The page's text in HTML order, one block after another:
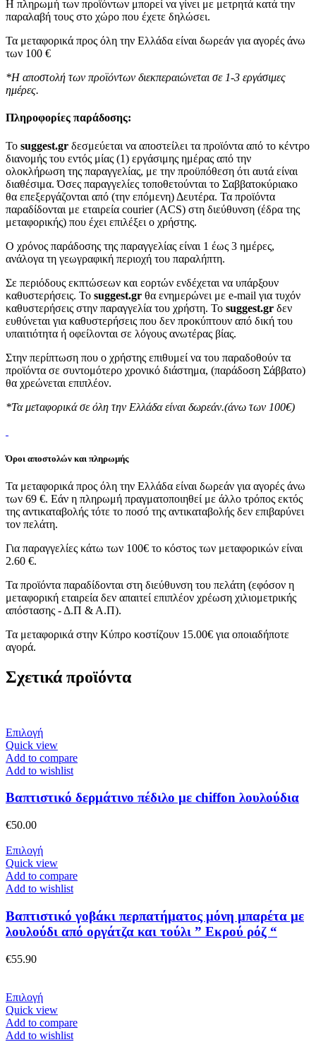
Η πληρωμή των προϊόντων μπορεί να γίνει με μετρητά κατά την
παραλαβή τους στο χώρο που έχετε δηλώσει.
Τα μεταφορικά προς όλη την Ελλάδα είναι δωρεάν για αγορές άνω
των 100 €
*Η αποστολή των προϊόντων διεκπεραιώνεται σε 1-3 εργάσιμες
ημέρες.
Πληροφορίες παράδοσης:
To suggest.gr δεσμεύεται να αποστείλει τα προϊόντα από το κέντρο
διανομής του εντός μίας (1) εργάσιμης ημέρας από την
ολοκλήρωση της παραγγελίας, με την προϋπόθεση ότι αυτά είναι
διαθέσιμα. Όσες παραγγελίες τοποθετούνται το Σαββατοκύριακο
θα επεξεργάζονται από (την επόμενη) Δευτέρα. Τα προϊόντα
παραδίδονται με εταιρεία courier (ACS) στη διεύθυνση (έδρα της
μεταφορικής) που έχει επιλέξει ο χρήστης.
Ο χρόνος παράδοσης της παραγγελίας είναι 1 έως 3 ημέρες,
ανάλογα τη γεωγραφική περιοχή του παραλήπτη.
Σε περιόδους εκπτώσεων και εορτών ενδέχεται να υπάρξουν
καθυστερήσεις. Το suggest.gr θα ενημερώνει με e-mail για τυχόν
καθυστερήσεις στην παραγγελία του χρήστη. Το suggest.gr δεν
ευθύνεται για καθυστερήσεις που δεν προκύπτουν από δική του
υπαιτιότητα ή οφείλονται σε λόγους ανωτέρας βίας.
Στην περίπτωση που ο χρήστης επιθυμεί να του παραδοθούν τα
προϊόντα σε συντομότερο χρονικό διάστημα, (παράδοση Σάββατο)
θα χρεώνεται επιπλέον.
*Τα μεταφορικά σε όλη την Ελλάδα είναι δωρεάν.(άνω των 100€)
Όροι αποστολών και πληρωμής
Τα μεταφορικά προς όλη την Ελλάδα είναι δωρεάν για αγορές άνω
των 69 €. Εάν η πληρωμή πραγματοποιηθεί με άλλο τρόπος εκτός
της αντικαταβολής τότε το ποσό της αντικαταβολής δεν επιβαρύνει
τον πελάτη.
Για παραγγελίες κάτω των 100€ το κόστος των μεταφορικών είναι
2.60 €.
Τα προϊόντα παραδίδονται στη διεύθυνση του πελάτη (εφόσον η
μεταφορική εταιρεία δεν απαιτεί επιπλέον χρέωση χιλιομετρικής
απόστασης - Δ.Π & Α.Π).
Τα μεταφορικά στην Κύπρο κοστίζουν 15.00€ για οποιαδήποτε
αγορά.
Σχετικά προϊόντα
ΕπιλογήΑυτό
το
προϊόν
έχει
παραλλαγές.
επιλεγούν
στη
σελίδα
του
προϊόντος
Quick view
Add to compare
Add to wishlist
Βαπτιστικό δερμάτινο πέδιλο με chiffon λουλούδια
€50.00
ΕπιλογήΑυτό
το
προϊόν
έχει
παραλλαγές.
Οι
επιλογές
σελίδα
του
προϊόντος
Quick view
Add to compare
Add to wishlist
Βαπτιστικό γοβάκι περπατήματος μόνη μπαρέτα με
λουλούδι από οργάτζα και τούλι ” Εκρού ρόζ “
€55.90
ΕπιλογήΑυτό
το
προϊόν
έχει
Quick view
Add to compare
Add to wishlist